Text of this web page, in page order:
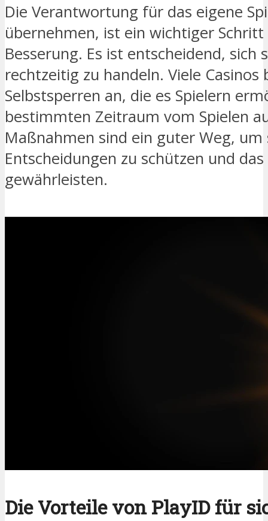
Die Verantwortung für das eigene
übernehmen, ist ein wichtiger
Besserung. Es ist entscheidend, sich
rechtzeitig zu handeln. Viele Casinos
Selbstsperren an, die es Spielern
bestimmten Zeitraum vom Spielen
Maßnahmen sind ein guter Weg,
Entscheidungen zu schützen und
gewährleisten.
Die Vorteile von PlayID für